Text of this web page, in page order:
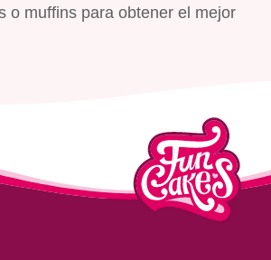
o muffins para obtener el mejor